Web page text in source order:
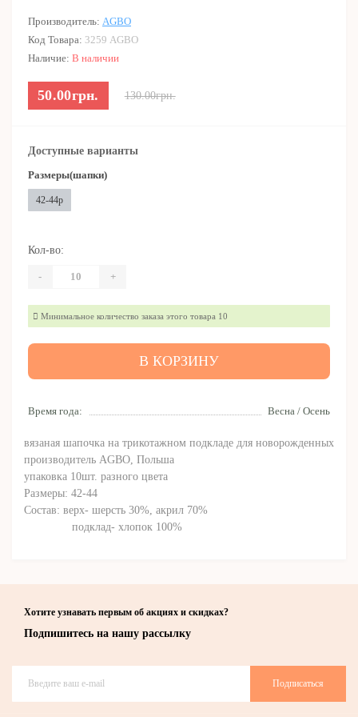
Производитель: AGBO
Код Товара: 3259 AGBO
Наличие: В наличии
50.00грн. 130.00грн.
Время года: Весна / Осень
вязаная шапочка на трикотажном подкладе для новорожденных
производитель AGBO, Польша
упаковка 10шт. разного цвета
Размеры: 42-44
Состав: верх- шерсть 30%, акрил 70%
подклад- хлопок 100%
Доступные варианты
Размеры(шапки)
42-44р
Кол-во:
- +
Минимальное количество заказа этого товара 10
В КОРЗИНУ
Хотите узнавать первым об акциях и скидках?
Подпишитесь на нашу рассылку
Подписаться